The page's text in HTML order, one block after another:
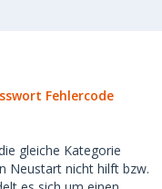
Fehlercode
gleiche Kategorie
Neustart nicht hilft bzw.